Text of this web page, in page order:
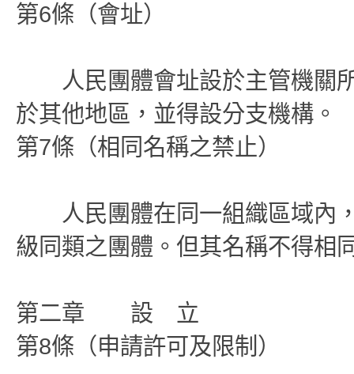
第6條（會址）
人民團體會址設於主管機關所
於其他地區，並得設分支機構。
第7條（相同名稱之禁止）
人民團體在同一組織區域內，
級同類之團體。但其名稱不得相
第二章 設 立
第8條（申請許可及限制）